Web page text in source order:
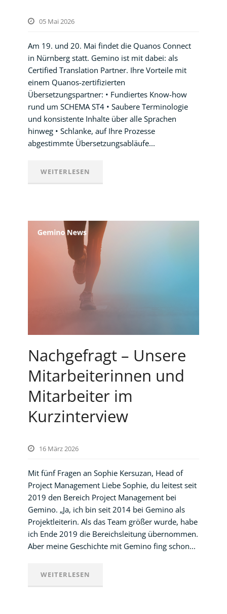
05 Mai 2026
Am 19. und 20. Mai findet die Quanos Connect
in Nürnberg statt. Gemino ist mit dabei: als
Certified Translation Partner. Ihre Vorteile mit
einem Quanos-zertifizierten
Übersetzungspartner: • Fundiertes Know-how
rund um SCHEMA ST4 • Saubere Terminologie
und konsistente Inhalte über alle Sprachen
hinweg • Schlanke, auf Ihre Prozesse
abgestimmte Übersetzungsabläufe...
WEITERLESEN
Nachgefragt – Unsere
Mitarbeiterinnen und
Mitarbeiter im
Kurzinterview
16 März 2026
Mit fünf Fragen an Sophie Kersuzan, Head of
Project Management Liebe Sophie, du leitest seit
2019 den Bereich Project Management bei
Gemino. „Ja, ich bin seit 2014 bei Gemino als
Projektleiterin. Als das Team größer wurde, habe
ich Ende 2019 die Bereichsleitung übernommen.
Aber meine Geschichte mit Gemino fing schon...
WEITERLESEN